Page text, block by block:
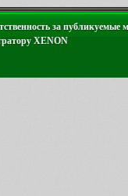
за публикуемые
XENON